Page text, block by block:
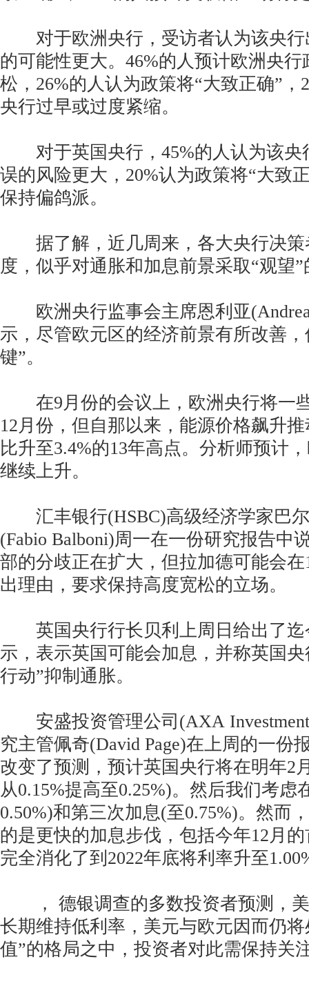
对于欧洲央行，受访者认为该央行
的可能性更大。46%的人预计欧洲央
松，26%的人认为政策将“大致正确”，
央行过早或过度紧缩。
对于英国央行，45%的人认为该央
误的风险更大，20%认为政策将“大致
保持偏鸽派。
据了解，近几周来，各大央行决策
度，似乎对通胀和加息前景采取“观望
欧洲央行监事会主席恩利亚
示，尽管欧元区的经济前景有所改善
键”。
在9月份的会议上，欧洲央行将一
12月份，但自那以来，能源价格飙升
比升至3.4%的13年高点。分析师预计
继续上升。
汇丰银行(HSBC)高级经济学家巴
(Fabio Balboni)周一在一份研究报告中
部的分歧正在扩大，但拉加德可能会
出理由，要求保持高度宽松的立场。
英国央行行长贝利上周日给出了迄
示，表示英国可能会加息，并称英国
行动”抑制通胀。
安盛投资管理公司(AXA Investment
究主管佩奇(David Page)在上周的一份
改变了预测，预计英国央行将在明年2
从0.15%提高至0.25%)。然后我们考虑
0.50%)和第三次加息(至0.75%)。然而
的是更快的加息步伐，包括今年12月
完全消化了到2022年底将利率升至
， 德银调查的多数投资者预测，美
长期维持低利率，美元与欧元因而仍
值”的格局之中，投资者对此需保持关